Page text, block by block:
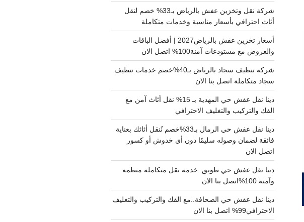
شركة نقل وتخزين عفش بالرياض بـ33% خصم لنقل
أثاث احترافي بأسعار مناسبة وخدمات متكاملة
أسعار تخزين عفش بالرياض2027 | أفضل الباقات
والعروض مع مستودعات آمنة100% اتصل الان
شركة تنظيف سجاد بالرياض بـ40%خصم خدمات تنظيف
سجاد متكاملة اتصل بنا الان
دينا نقل عفش حي المهدية بـ 15% نقل أثاث آمن مع
الفك والتركيب والتغليف الاحترافي
دينا نقل عفش حي الرمال بـ33%خصم نُنقل أثاثك بعناية
فائقة لضمان وصوله سليمًا دون أي خدوش أو كسور
اتصل الان
دينا نقل عفش حي طويق..خدمة نقل متكاملة منظمة
وآمنة 100%اتصل بنا الان
دينا نقل عفش حي الصحافة..مع الفك والتركيب والتغليف
الاحترافي99% اتصل بنا الان